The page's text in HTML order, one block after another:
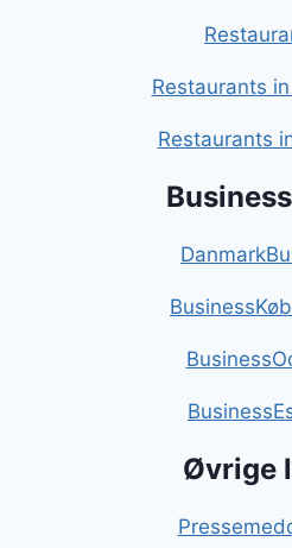
Restaurants
Restaurants
Øvrige